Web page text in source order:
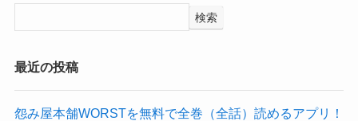
検索
最近の投稿
怨み屋本舗WORSTを無料で全巻（全話）読めるアプリ！